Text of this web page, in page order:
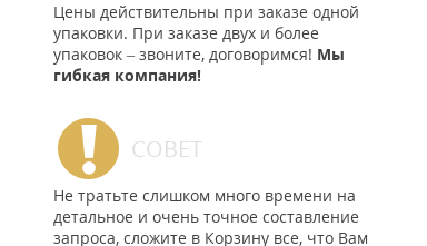
Цены действительны при заказе одной
упаковки. При заказе двух и более
упаковок – звоните, договоримся! Мы
гибкая компания!
СОВЕТ
Не тратьте слишком много времени на
детальное и очень точное составление
запроса, сложите в Корзину все, что Вам